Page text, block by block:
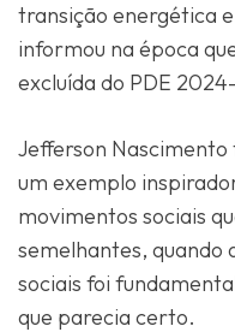
transição energética
informou na época
excluída do PDE
Jefferson
um exemplo
movimentos sociais
semelhantes, quando
sociais foi
que parecia certo.